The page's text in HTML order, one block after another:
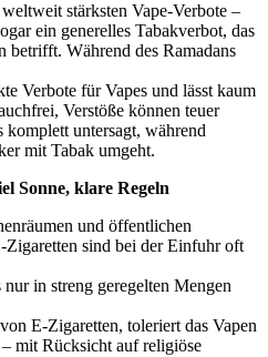
stärksten Vape-Verbote –
ein generelles Tabakverbot, das
betrifft. Während des Ramadans
Verbote für Vapes und lässt kaum
Verstöße können teuer
untersagt, während
mit Tabak umgeht.
Sonne, klare Regeln
und öffentlichen
sind bei der Einfuhr oft
in streng geregelten Mengen
E-Zigaretten, toleriert das Vapen
mit Rücksicht auf religiöse